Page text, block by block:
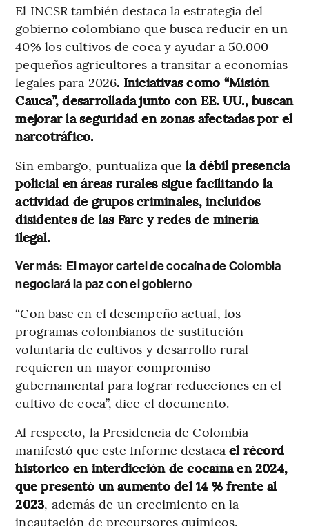
El INCSR también destaca la estrategia del
gobierno colombiano que busca reducir en un
40% los cultivos de coca y ayudar a 50.000
pequeños agricultores a transitar a economías
legales para 2026. Iniciativas como “Misión
Cauca”, desarrollada junto con EE. UU., buscan
mejorar la seguridad en zonas afectadas por el
narcotráfico.
Sin embargo, puntualiza quela débil presencia
policial en áreas rurales sigue facilitando la
actividad de grupos criminales, incluidos
disidentes de las Farc y redes de minería
ilegal.
Ver más: El mayor cartel de cocaína de Colombia
negociará la paz con el gobierno
“Con base en el desempeño actual, los
programas colombianos de sustitución
voluntaria de cultivos y desarrollo rural
requieren un mayor compromiso
gubernamental para lograr reducciones en el
cultivo de coca”, dice el documento.
Al respecto, la Presidencia de Colombia
manifestó que este Informe destaca el récord
histórico en interdicción de cocaína en 2024,
que presentó un aumento del 14 % frente al
2023, además de un crecimiento en la
incautación de precursores químicos.